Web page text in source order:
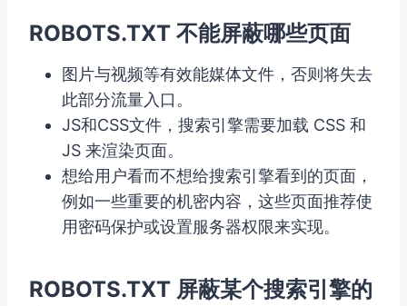
ROBOTS.TXT 不能屏蔽哪些页面
图片与视频等有效能媒体文件，否则将失去
此部分流量入口。
JS和CSS文件，搜索引擎需要加载 CSS 和
JS 来渲染页面。
想给用户看而不想给搜索引擎看到的页面，
例如一些重要的机密内容，这些页面推荐使
用密码保护或设置服务器权限来实现。
ROBOTS.TXT 屏蔽某个搜索引擎的